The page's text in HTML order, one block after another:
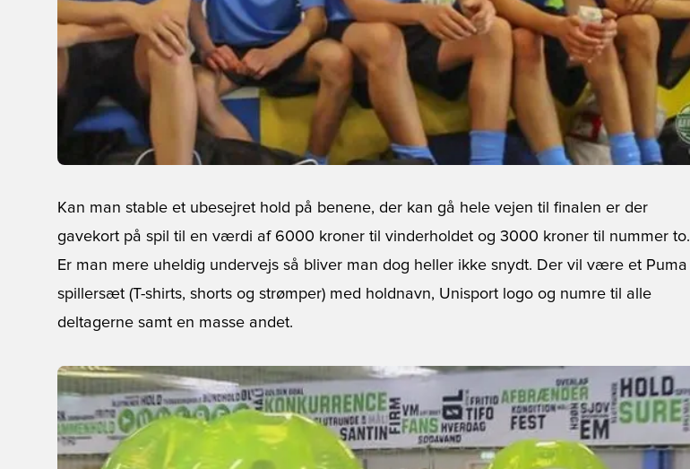
Kan man stable et ubesejret hold på benene, der kan gå hele vejen til finalen er der
gavekort på spil til en værdi af 6000 kroner til vinderholdet og 3000 kroner til nummer to.
Er man mere uheldig undervejs så bliver man dog heller ikke snydt. Der vil være et Puma
spillersæt (T-shirts, shorts og strømper) med holdnavn, Unisport logo og numre til alle
deltagerne samt en masse andet.